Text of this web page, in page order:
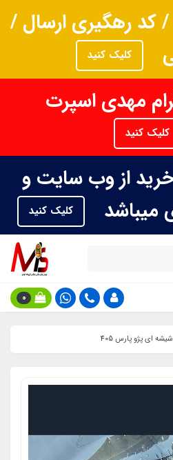
رهگیری ارسال /
کلیک کنید
مهدی اسپرت
کلیک کنید
از وب سایت و
میباشد
کلیک کنید
0
ای پژو پارس 405